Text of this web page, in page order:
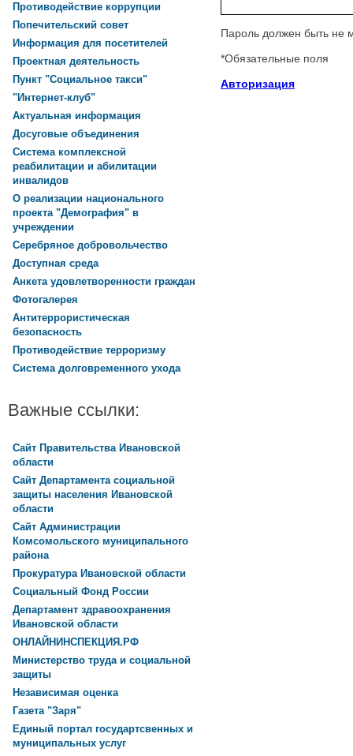
Пароль должен быть не
*Обязательные поля
Авторизация
Противодействие коррупции
Попечительский совет
Информация для посетителей
Проектная деятельность
Пункт "Социальное такси"
"Интернет-клуб"
Актуальная информация
Досуговые объединения
Система комплексной
реабилитации и абилитации
инвалидов
О реализации национального
проекта "Демография" в
учреждении
Серебряное добровольчество
Доступная среда
Анкета удовлетворенности граждан
Фотогалерея
Антитеррористическая
безопасность
Противодействие терроризму
Система долговременного ухода
Важные ссылки:
Сайт Правительства Ивановской
области
Сайт Департамента социальной
защиты населения Ивановской
области
Сайт Администрации
Комсомольского муниципального
района
Прокуратура Ивановской области
Социальный Фонд России
Департамент здравоохранения
Ивановской области
ОНЛАЙНИНСПЕКЦИЯ.РФ
Министерство труда и социальной
защиты
Независимая оценка
Газета "Заря"
Единый портал государтсвенных и
муниципальных услуг